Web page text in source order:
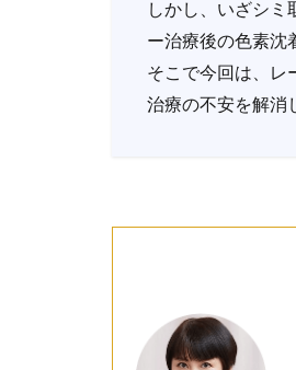
しかし、いざシミ
ー治療後の色素沈
そこで今回は、レ
治療の不安を解消